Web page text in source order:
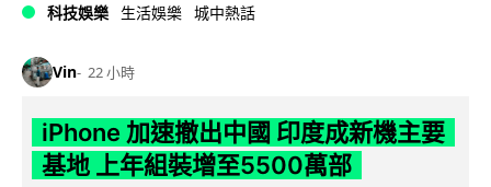
科技娛樂 生活娛樂 城中熱話
Vin 22 小時
iPhone 加速撤出中國 印度成新機主要
基地 上年組裝增至5500萬部